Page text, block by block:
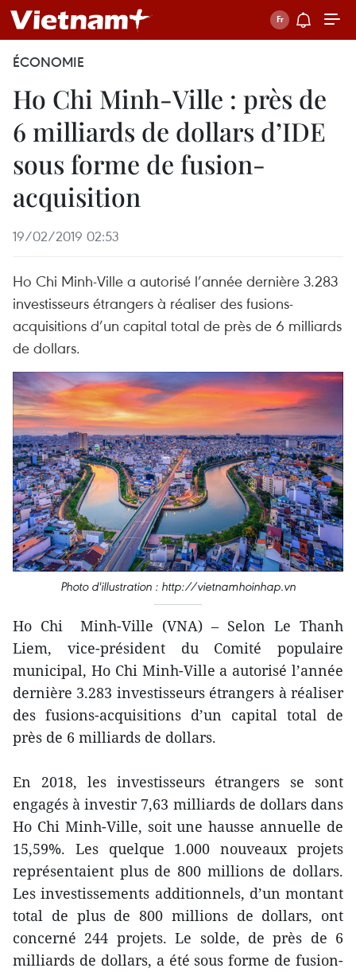
ÉCONOMIE
Ho Chi Minh-Ville : près de
6 milliards de dollars d’IDE
sous forme de fusion-
acquisition
19/02/2019 02:53
Ho Chi Minh-Ville a autorisé l’année dernière 3.283
investisseurs étrangers à réaliser des fusions-
acquisitions d’un capital total de près de 6 milliards
de dollars.
Photo d'illustration : http://vietnamhoinhap.vn
Ho Chi Minh-Ville (VNA) – Selon Le Thanh
Liem, vice-président du Comité populaire
municipal, Ho Chi Minh-Ville a autorisé l’année
dernière 3.283 investisseurs étrangers à réaliser
des fusions-acquisitions d’un capital total de
près de 6 milliards de dollars.
En 2018, les investisseurs étrangers se sont
engagés à investir 7,63 milliards de dollars dans
Ho Chi Minh-Ville, soit une hausse annuelle de
15,59%. Les quelque 1.000 nouveaux projets
représentaient plus de 800 millions de dollars.
Les investissements additionnels, d’un montant
total de plus de 800 millions de dollars, ont
concerné 244 projets. Le solde, de près de 6
milliards de dollars, a été sous forme de fusion-